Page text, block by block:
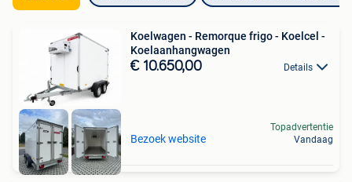
Koelwagen - Remorque frigo - Koelcel -
Koelaanhangwagen
€ 10.650,00 Details
Bezoek website
Topadvertentie
Vandaag